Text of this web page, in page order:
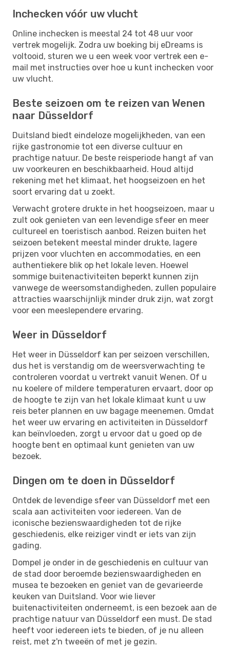
Inchecken vóór uw vlucht
Online inchecken is meestal 24 tot 48 uur voor
vertrek mogelijk. Zodra uw boeking bij eDreams is
voltooid, sturen we u een week voor vertrek een e-
mail met instructies over hoe u kunt inchecken voor
uw vlucht.
Beste seizoen om te reizen van Wenen
naar Düsseldorf
Duitsland biedt eindeloze mogelijkheden, van een
rijke gastronomie tot een diverse cultuur en
prachtige natuur. De beste reisperiode hangt af van
uw voorkeuren en beschikbaarheid. Houd altijd
rekening met het klimaat, het hoogseizoen en het
soort ervaring dat u zoekt.
Verwacht grotere drukte in het hoogseizoen, maar u
zult ook genieten van een levendige sfeer en meer
cultureel en toeristisch aanbod. Reizen buiten het
seizoen betekent meestal minder drukte, lagere
prijzen voor vluchten en accommodaties, en een
authentiekere blik op het lokale leven. Hoewel
sommige buitenactiviteiten beperkt kunnen zijn
vanwege de weersomstandigheden, zullen populaire
attracties waarschijnlijk minder druk zijn, wat zorgt
voor een meeslependere ervaring.
Weer in Düsseldorf
Het weer in Düsseldorf kan per seizoen verschillen,
dus het is verstandig om de weersverwachting te
controleren voordat u vertrekt vanuit Wenen. Of u
nu koelere of mildere temperaturen ervaart, door op
de hoogte te zijn van het lokale klimaat kunt u uw
reis beter plannen en uw bagage meenemen. Omdat
het weer uw ervaring en activiteiten in Düsseldorf
kan beïnvloeden, zorgt u ervoor dat u goed op de
hoogte bent en optimaal kunt genieten van uw
bezoek.
Dingen om te doen in Düsseldorf
Ontdek de levendige sfeer van Düsseldorf met een
scala aan activiteiten voor iedereen. Van de
iconische bezienswaardigheden tot de rijke
geschiedenis, elke reiziger vindt er iets van zijn
gading.
Dompel je onder in de geschiedenis en cultuur van
de stad door beroemde bezienswaardigheden en
musea te bezoeken en geniet van de gevarieerde
keuken van Duitsland. Voor wie liever
buitenactiviteiten onderneemt, is een bezoek aan de
prachtige natuur van Düsseldorf een must. De stad
heeft voor iedereen iets te bieden, of je nu alleen
reist, met z'n tweeën of met je gezin.